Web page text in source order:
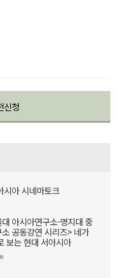
신청
시아 시네마토크
아시아연구소-명지대 중
공동강연 시리즈> 네가
보는 현대 서아시아